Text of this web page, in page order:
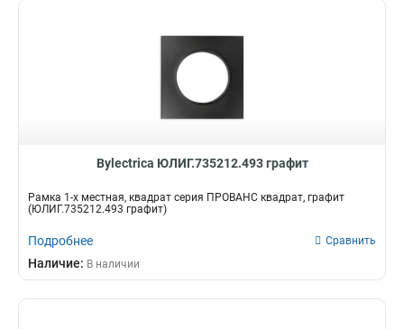
Bylectrica ЮЛИГ.735212.493 графит
Рамка 1-х местная, квадрат серия ПРОВАНС квадрат, графит
(ЮЛИГ.735212.493 графит)
Подробнее Сравнить
Наличие: В наличии